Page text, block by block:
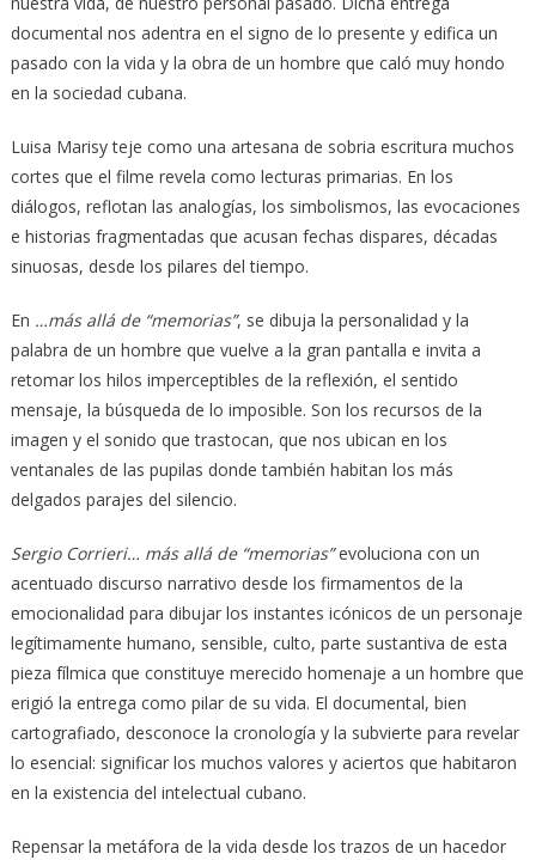
documental nos adentra en el signo de lo presente y edifica un
pasado con la vida y la obra de un hombre que caló muy hondo
en la sociedad cubana.
Luisa Marisy teje como una artesana de sobria escritura muchos
cortes que el filme revela como lecturas primarias. En los
diálogos, reflotan las analogías, los simbolismos, las evocaciones
e historias fragmentadas que acusan fechas dispares, décadas
sinuosas, desde los pilares del tiempo.
En …más allá de “memorias”, se dibuja la personalidad y la
palabra de un hombre que vuelve a la gran pantalla e invita a
retomar los hilos imperceptibles de la reflexión, el sentido
mensaje, la búsqueda de lo imposible. Son los recursos de la
imagen y el sonido que trastocan, que nos ubican en los
ventanales de las pupilas donde también habitan los más
delgados parajes del silencio.
Sergio Corrieri… más allá de “memorias”evoluciona con un
acentuado discurso narrativo desde los firmamentos de la
emocionalidad para dibujar los instantes icónicos de un personaje
legítimamente humano, sensible, culto, parte sustantiva de esta
pieza fílmica que constituye merecido homenaje a un hombre que
erigió la entrega como pilar de su vida. El documental, bien
cartografiado, desconoce la cronología y la subvierte para revelar
lo esencial: significar los muchos valores y aciertos que habitaron
en la existencia del intelectual cubano.
Repensar la metáfora de la vida desde los trazos de un hacedor